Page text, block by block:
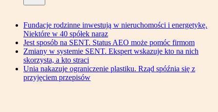
Fundacje rodzinne inwestują w nieruchomości i energetykę.
Niektóre w 40 spółek naraz
Jest sposób na SENT. Status AEO może pomóc firmom
Zmiany w systemie SENT. Ekspert wskazuje kto na nich
skorzysta, a kto straci
Unia nakazuje ograniczenie plastiku. Rząd spóźnia się z
przyjęciem przepisów